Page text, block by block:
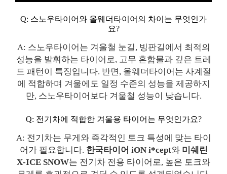
Q: 스노우타이어와 올웨더타이어의 차이는 무엇인가
요?
A: 스노우타이어는 겨울철 눈길, 빙판길에서 최적의
성능을 발휘하는 타이어로, 고무 혼합물과 깊은 트레
드 패턴이 특징입니다. 반면, 올웨더타이어는 사계절
에 적합하며 겨울에도 일정 수준의 성능을 제공하지
만, 스노우타이어보다 겨울철 성능이 낮습니다.
Q: 전기차에 적합한 겨울용 타이어는 무엇인가요?
A: 전기차는 무게와 즉각적인 토크 특성에 맞는 타이
어가 필요합니다. 한국타이어 iON i*cept와 미쉐린
X-ICE SNOW는 전기차 전용 타이어로, 높은 토크와